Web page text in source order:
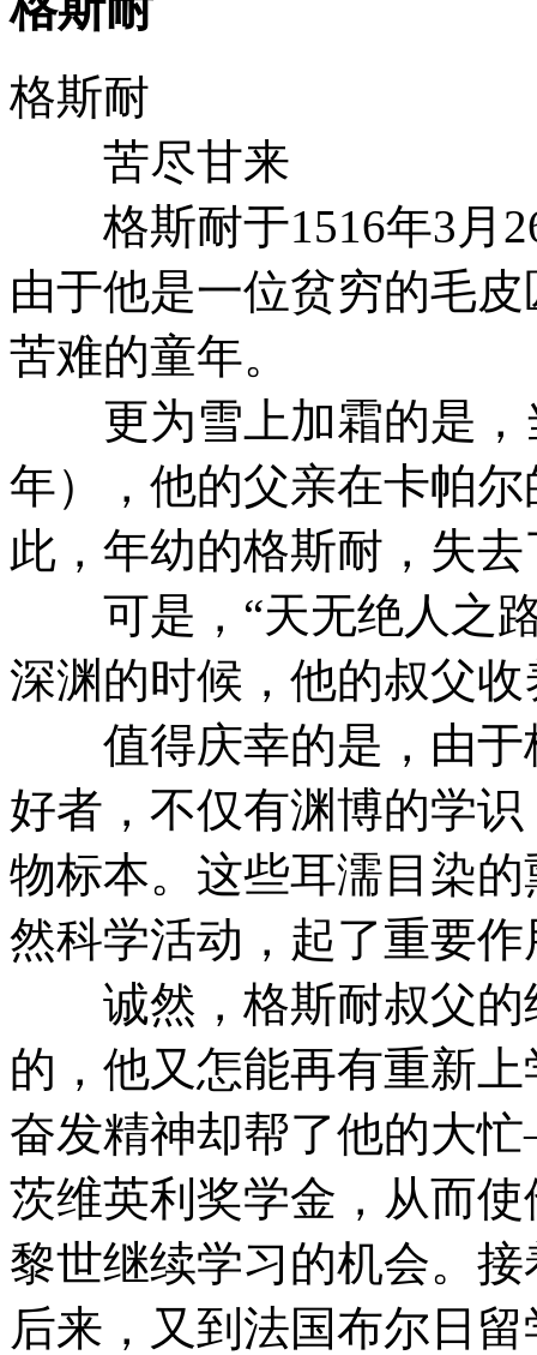
格斯耐
苦尽甘来
格斯耐于1516年3月
由于他是一位贫穷的毛
苦难的童年。
更为雪上加霜的是，
年），他的父亲在卡帕
此，年幼的格斯耐，失
可是，“天无绝人之路
深渊的时候，他的叔父
值得庆幸的是，由于
好者，不仅有渊博的学
物标本。这些耳濡目染
然科学活动，起了重要作
诚然，格斯耐叔父的
的，他又怎能再有重新
奋发精神却帮了他的大
茨维英利奖学金，从而
黎世继续学习的机会。
后来，又到法国布尔日